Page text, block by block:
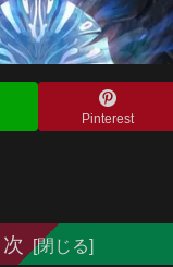
Pinterest